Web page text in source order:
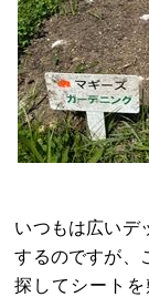
いつもは広いデ
するのですが、
探してシートを